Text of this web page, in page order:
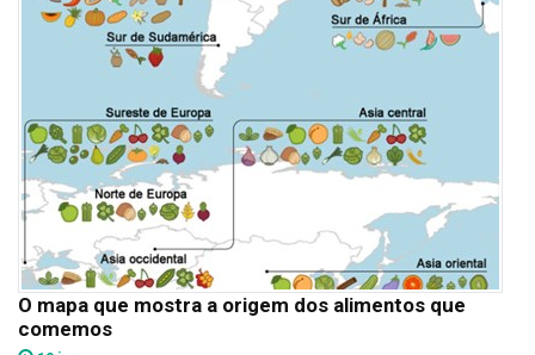
O mapa que mostra a origem dos alimentos que
comemos